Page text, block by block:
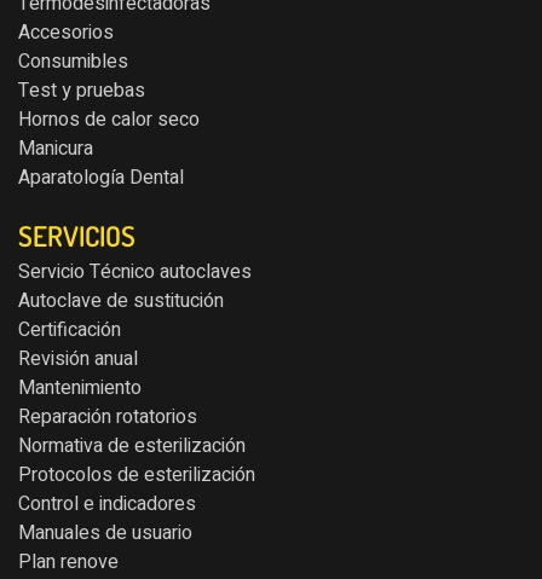
Accesorios
Consumibles
Test y pruebas
Hornos de calor seco
Manicura
Aparatología Dental
SERVICIOS
Servicio Técnico autoclaves
Autoclave de sustitución
Certificación
Revisión anual
Mantenimiento
Reparación rotatorios
Normativa de esterilización
Protocolos de esterilización
Control e indicadores
Manuales de usuario
Plan renove